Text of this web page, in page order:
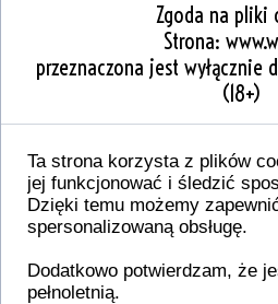
Dodatkowe informacje
W tej sekcji warto
gwarancji, zalecenia
certyfikaty lub nagrody.
Zgoda na pliki
Strona:
przeznaczona jest wyłącznie
(18+)
Ta strona korzysta z plików
jej funkcjonować i śledzić
Dzięki temu możemy
spersonalizowaną obsługę.
Dodatkowo potwierdzam, że
pełnoletnią.